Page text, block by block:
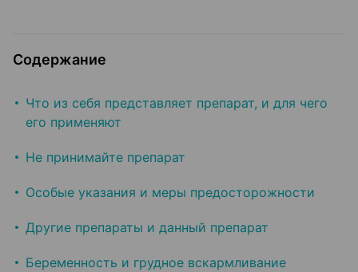
Содержание
Что из себя представляет препарат, и для чего
его применяют
Не принимайте препарат
Особые указания и меры предосторожности
Другие препараты и данный препарат
Беременность и грудное вскармливание